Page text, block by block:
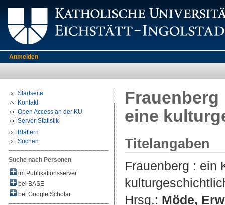
Anmelden
Startseite
Kontakt
Open Access an der KU
Server-Statistik
Blättern
Suchen
Suche nach Personen
im Publikationsserver
bei BASE
bei Google Scholar
eine
Titelangaben
Frauenberg : ein
Hrsg.: Möde,